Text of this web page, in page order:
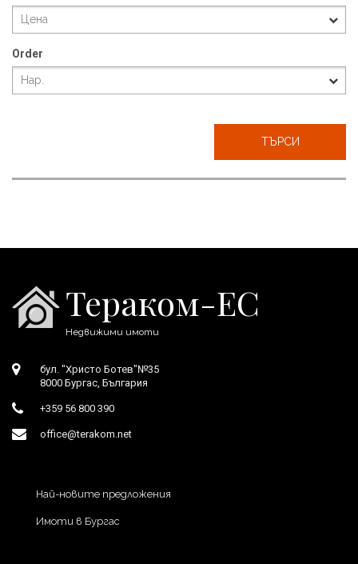
Order
Тераком-ЕС
Недвижими имоти
бул. "Христо Ботев"№35
8000 Бургас, България
+359 56 800 390
office@terakom.net
Най-новите предложения
Имоти в Бургас